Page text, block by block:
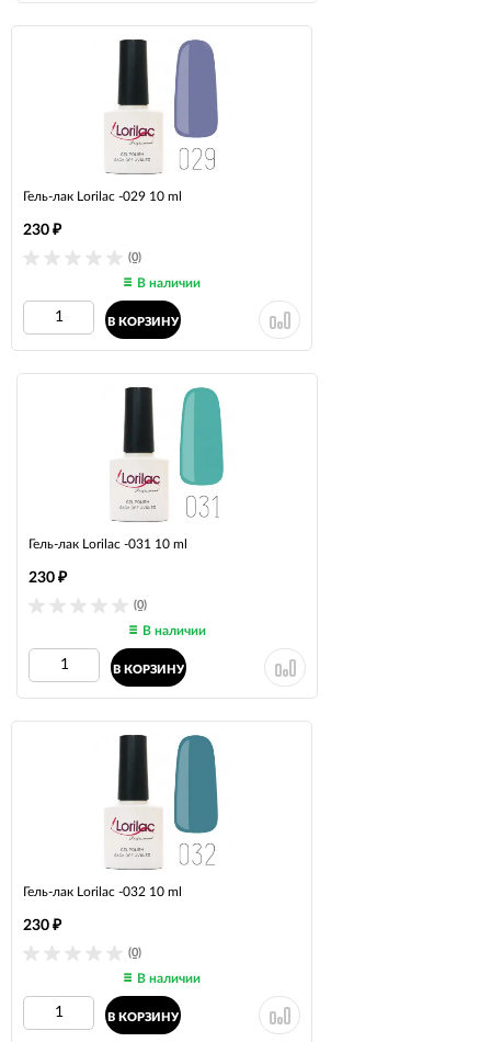
Гель-лак Lorilac -029 10 ml
(0)
230 ₽
В наличии
В КОРЗИНУ
Гель-лак Lorilac -031 10 ml
(0)
230 ₽
В наличии
В КОРЗИНУ
Гель-лак Lorilac -032 10 ml
(0)
230 ₽
В наличии
В КОРЗИНУ